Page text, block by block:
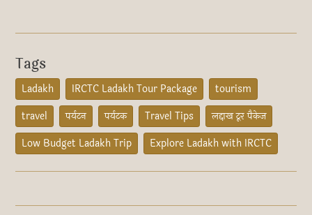
Tags
Ladakh IRCTC Ladakh Tour Package
tourism
travel
पर्यटन पर्यटक Travel Tips
लद्दाख टूर पैकेज
Low Budget Ladakh Trip
Explore Ladakh with IRCTC